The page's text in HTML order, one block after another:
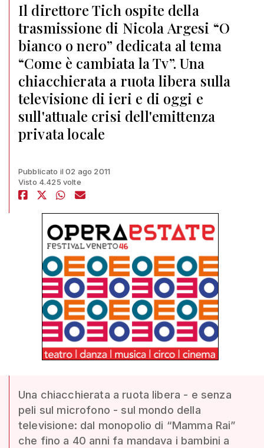
Il direttore Tich ospite della
trasmissione di Nicola Argesi “O
bianco o nero” dedicata al tema
“Come è cambiata la Tv”. Una
chiacchierata a ruota libera sulla
televisione di ieri e di oggi e
sull'attuale crisi dell'emittenza
privata locale
Pubblicato il 02 ago 2011
Visto 4.425 volte
Una chiacchierata a ruota libera - e senza
peli sul microfono - sul mondo della
televisione: dal monopolio di “Mamma Rai”
che fino a 40 anni fa mandava i bambini a